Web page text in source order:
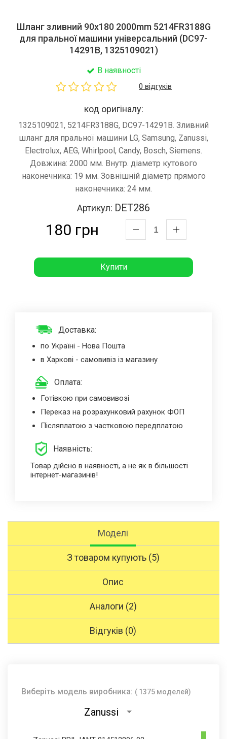
Шланг зливний 90x180 2000mm 5214FR3188G
для пральної машини універсальний (DC97-
14291B, 1325109021)
В наявності
0 відгуків
код оригіналу:
1325109021, 5214FR3188G, DC97-14291B. Зливний
шланг для пральної машини LG, Samsung, Zanussi,
Electrolux, AEG, Whirlpool, Candy, Bosch, Siemens.
Довжина: 2000 мм. Внутр. діаметр кутового
наконечника: 19 мм. Зовнішній діаметр прямого
наконечника: 24 мм.
Артикул: DET286
180 грн
Купити
Доставка:
по Україні - Нова Пошта
в Харкові - самовивіз із магазину
Оплата:
Готівкою при самовивозі
Переказ на розрахунковий рахунок ФОП
Післяплатою з частковою передплатою
Наявність:
Товар дійсно в наявності, а не як в більшості
інтернет-магазинів!
Моделі
З товаром купують (5)
Опис
Аналоги (2)
Відгуків (0)
Виберіть модель виробника: ( 1375 моделей)
Zanussi